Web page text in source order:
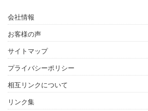
会社情報
お客様の声
サイトマップ
プライバシーポリシー
相互リンクについて
リンク集